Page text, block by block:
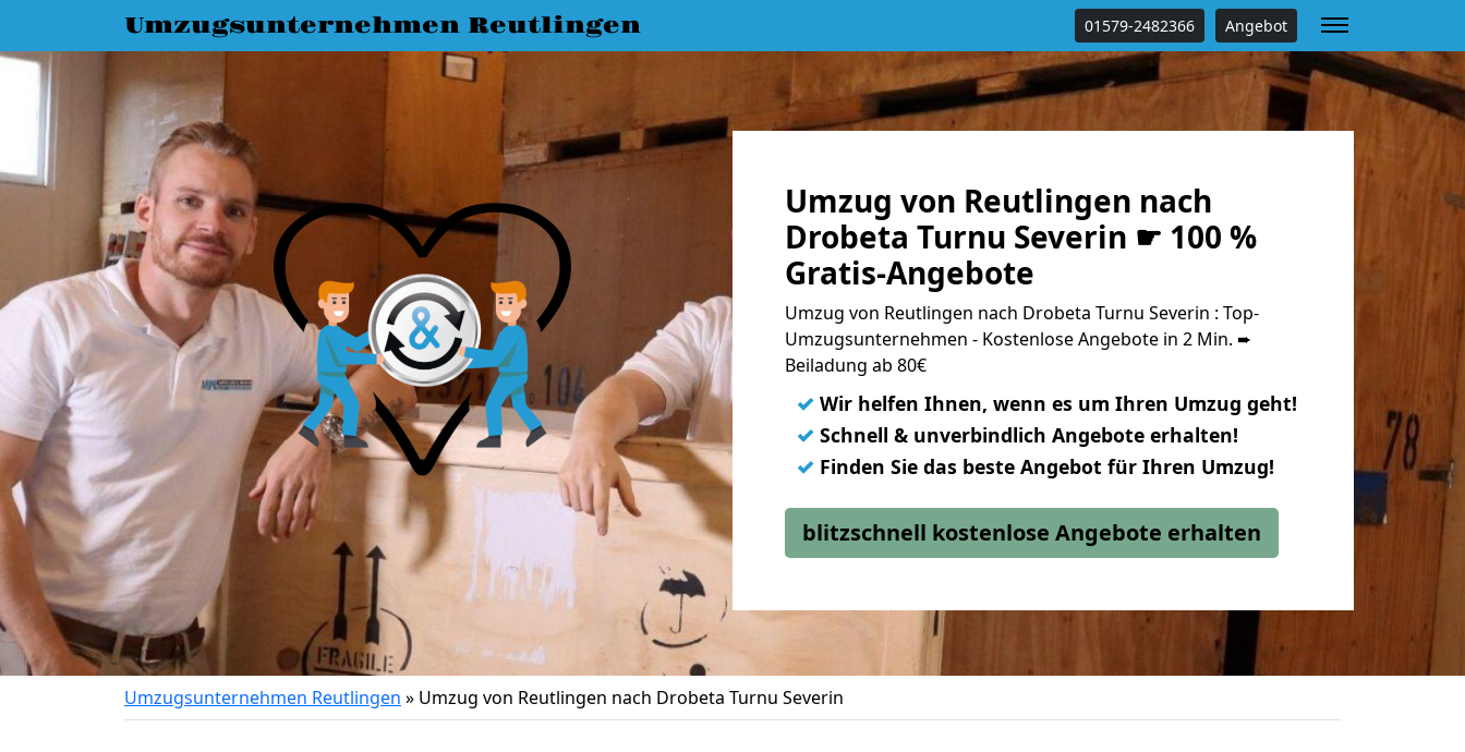
Umzugsunternehmen Reutlingen 01579-2482366 Angebot
Umzug von Reutlingen nach
Drobeta Turnu Severin ☛ 100 %
Gratis-Angebote
Umzug von Reutlingen nach Drobeta Turnu Severin : Top-
Umzugsunternehmen - Kostenlose Angebote in 2 Min. ➨
Beiladung ab 80€
✓ Wir helfen Ihnen, wenn es um Ihren Umzug geht!
✓ Schnell & unverbindlich Angebote erhalten!
✓ Finden Sie das beste Angebot für Ihren Umzug!
blitzschnell kostenlose Angebote erhalten
Umzugsunternehmen Reutlingen » Umzug von Reutlingen nach Drobeta Turnu Severin